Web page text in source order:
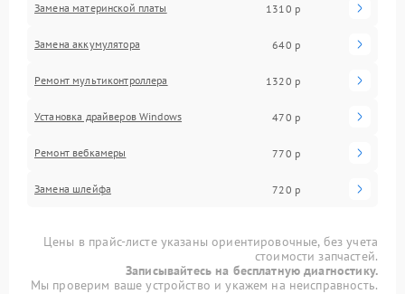
Замена материнской платы 1310 р
Замена аккумулятора 640 р
Ремонт мультиконтроллера 1320 р
Установка драйверов Windows 470 р
Ремонт вебкамеры 770 р
Замена шлейфа 720 р
Цены в прайс-листе указаны ориентировочные, без учета
стоимости запчастей.
Записывайтесь на бесплатную диагностику.
Мы проверим ваше устройство и укажем на неисправность.